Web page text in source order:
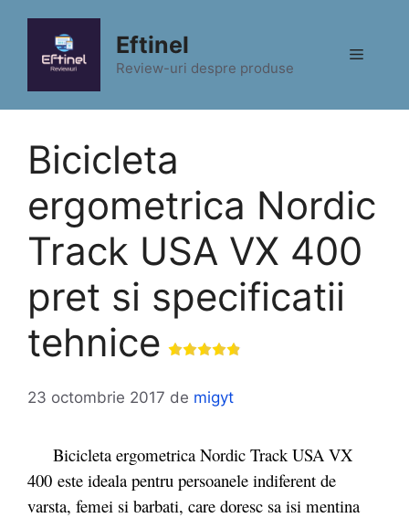
conținut
Eftinel
Review-uri despre produse
Meniu
Bicicleta
ergometrica Nordic
Track USA VX 400
pret si specificatii
tehnice
23 octombrie 2017 de migyt
Bicicleta ergometrica Nordic Track USA VX
400 este ideala pentru persoanele indiferent de
varsta, femei si barbati, care doresc sa isi mentina